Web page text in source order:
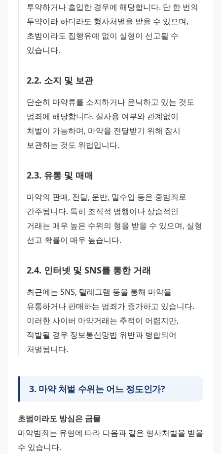
투약하거나 흡입한 경우에 해당합니다. 단 한 번의
투약이라 하더라도 형사처벌을 받을 수 있으며,
초범이라도 집행유예 없이 실형이 선고될 수
있습니다.
2.2. 소지 및 보관
단순히 마약류를 소지하거나 은닉하고 있는 것도
범죄에 해당합니다. 실사용 여부와 관계없이
처벌이 가능하며, 마약을 전달받기 위해 잠시
보관하는 것도 위법입니다.
2.3. 유통 및 매매
마약의 판매, 전달, 운반, 밀수입 등은 중범죄로
간주됩니다. 특히 조직적 범행이나 상습적인
거래는 매우 높은 수위의 형을 받을 수 있으며, 실형
선고 확률이 매우 높습니다.
2.4. 인터넷 및 SNS를 통한 거래
최근에는 SNS, 텔레그램 등을 통해 마약을
유통하거나 판매하는 범죄가 증가하고 있습니다.
이러한 사이버 마약거래는 추적이 어렵지만,
적발될 경우 정보통신망법 위반과 병합되어
처벌됩니다.
3. 마약 처벌 수위는 어느 정도인가?
초범이라도 방심은 금물
마약범죄는 유형에 따라 다음과 같은 형사처벌을 받을
수 있습니다.